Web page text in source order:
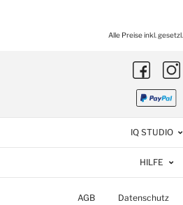
Alle Preise inkl.
IQ STUDIO
HILFE
AGB Datenschutz